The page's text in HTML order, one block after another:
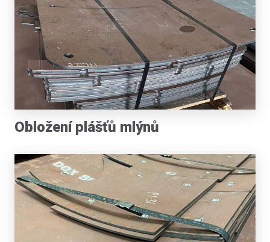
Obložení plášťů mlýnů